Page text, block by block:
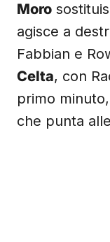
Moro
agisce a
Fabbian e
Celta, con
primo
che punta